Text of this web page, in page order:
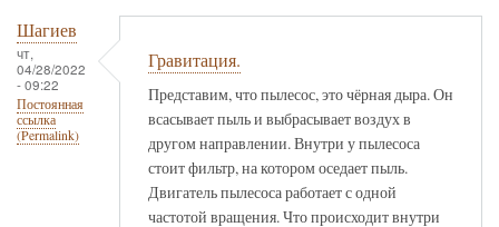
Шагиев
чт,
04/28/2022
- 09:22
Постоянная
ссылка
(Permalink)
Гравитация.
Представим, что пылесос, это чёрная дыра. Он
всасывает пыль и выбрасывает воздух в
другом направлении. Внутри у пылесоса
стоит фильтр, на котором оседает пыль.
Двигатель пылесоса работает с одной
частотой вращения. Что происходит внутри